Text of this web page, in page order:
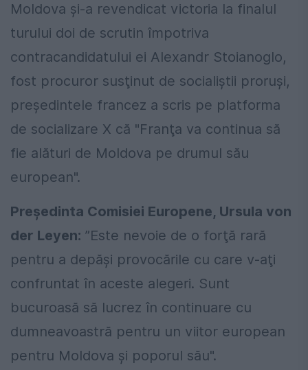
Moldova şi-a revendicat victoria la finalul
turului doi de scrutin împotriva
contracandidatului ei Alexandr Stoianoglo,
fost procuror susţinut de socialiştii proruşi,
preşedintele francez a scris pe platforma
de socializare X că "Franţa va continua să
fie alături de Moldova pe drumul său
european".
Preşedinta Comisiei Europene, Ursula von
der Leyen: ”Este nevoie de o forţă rară
pentru a depăşi provocările cu care v-aţi
confruntat în aceste alegeri. Sunt
bucuroasă să lucrez în continuare cu
dumneavoastră pentru un viitor european
pentru Moldova şi poporul său".